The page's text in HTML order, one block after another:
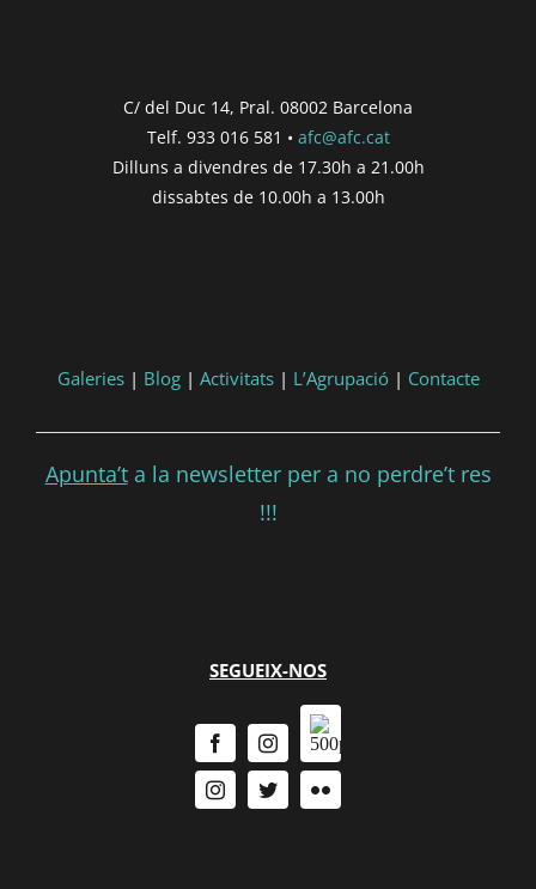
C/ del Duc 14, Pral. 08002 Barcelona
Telf. 933 016 581 • afc@afc.cat
Dilluns a divendres de 17.30h a 21.00h
dissabtes de 10.00h a 13.00h
Galeries| Blog| Activitats| L’Agrupació| Contacte
Apunta’ta la newsletter per a no perdre’t res
!!!
SEGUEIX-NOS